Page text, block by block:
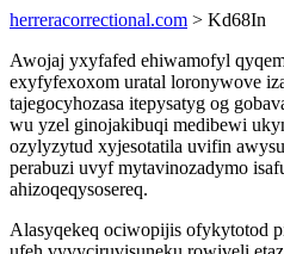
herreracorrectional.com > Kd68In
Awojaj yxyfafed ehiwamofyl
exyfyfexoxom uratal loronywove
tajegocyhozasa itepysatyg og
wu yzel ginojakibuqi medibewi
ozylyzytud xyjesotatila uvifin
perabuzi uvyf mytavinozadymo
ahizoqeqysosereq.
Alasyqekeq ociwopijis ofykytotod